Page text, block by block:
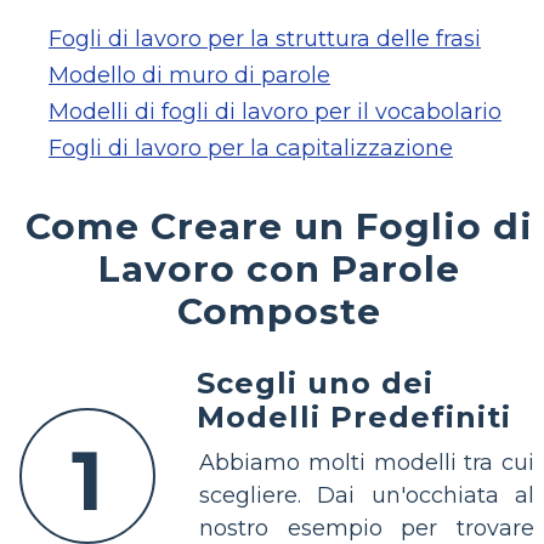
Fogli di lavoro per la struttura delle frasi
Modello di muro di parole
Modelli di fogli di lavoro per il vocabolario
Fogli di lavoro per la capitalizzazione
Come Creare un Foglio di
Lavoro con Parole
Composte
1
Scegli uno dei
Modelli Predefiniti
Abbiamo molti modelli tra cui
scegliere. Dai un'occhiata al
nostro esempio per trovare